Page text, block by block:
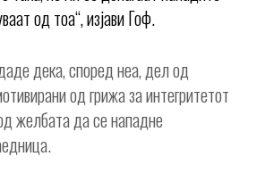
од тоа“, изјави Гоф.
дека, според неа, дел од
од грижа за интегритетот
желбата да се нападне